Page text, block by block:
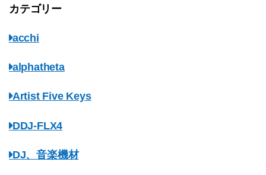
カテゴリー
acchi
alphatheta
Artist Five Keys
DDJ-FLX4
DJ、音楽機材